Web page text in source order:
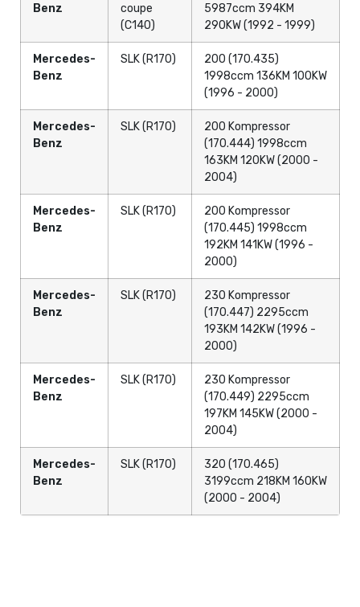
Benz
coupe
(C140)
5987ccm 394KM
290KW (1992 - 1999)
Mercedes-
Benz
SLK (R170)
200 (170.435)
1998ccm 136KM 100KW
(1996 - 2000)
Mercedes-
Benz
SLK (R170)
200 Kompressor
(170.444) 1998ccm
163KM 120KW (2000 -
2004)
Mercedes-
Benz
SLK (R170)
200 Kompressor
(170.445) 1998ccm
192KM 141KW (1996 -
2000)
Mercedes-
Benz
SLK (R170)
230 Kompressor
(170.447) 2295ccm
193KM 142KW (1996 -
2000)
Mercedes-
Benz
SLK (R170)
230 Kompressor
(170.449) 2295ccm
197KM 145KW (2000 -
2004)
Mercedes-
Benz
SLK (R170)
320 (170.465)
3199ccm 218KM 160KW
(2000 - 2004)